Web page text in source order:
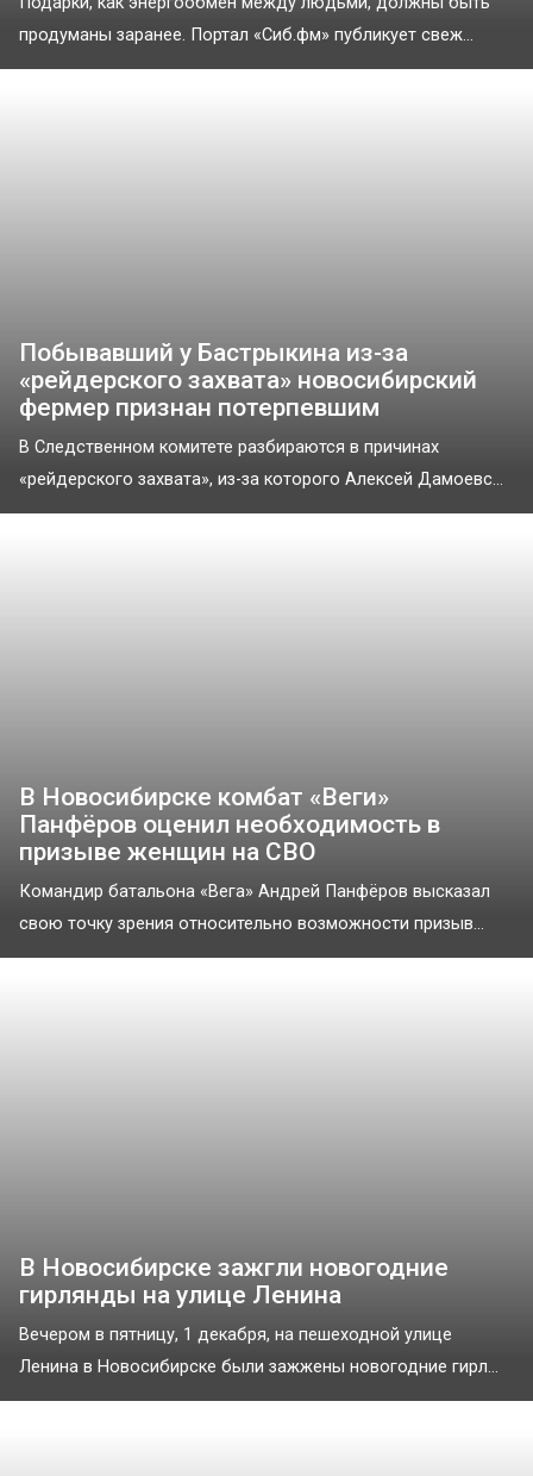
продуманы заранее. Портал «Сиб.фм» публикует свеж...
Побывавший у Бастрыкина из-за
«рейдерского захвата» новосибирский
фермер признан потерпевшим
В Следственном комитете разбираются в причинах
«рейдерского захвата», из-за которого Алексей Дамоевс...
В Новосибирске комбат «Веги»
Панфёров оценил необходимость в
призыве женщин на СВО
Командир батальона «Вега» Андрей Панфёров высказал
свою точку зрения относительно возможности призыв...
В Новосибирске зажгли новогодние
гирлянды на улице Ленина
Вечером в пятницу, 1 декабря, на пешеходной улице
Ленина в Новосибирске были зажжены новогодние гирл...